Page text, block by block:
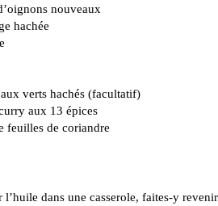
nouveaux
hachée
verts hachés (facultatif)
aux 13 épices
feuilles de coriandre
l’huile dans une casserole, faites-y